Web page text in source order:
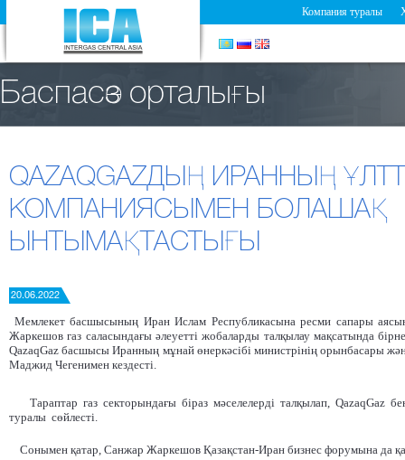
Компания туралы
Баспасөз орталығы
QAZAQGAZДЫҢ ИРАННЫҢ
КОМПАНИЯСЫМЕН БОЛАШАҚ
ЫНТЫМАҚТАСТЫҒЫ
20.06.2022
Мемлекет басшысының Иран Ислам Республикасына ресми сапары
Жаркешов газ саласындағы әлеуетті жобаларды талқылау мақсатында
QazaqGaz басшысы Иранның мұнай өнеркәсібі министрінің орынбасары
Маджид Чегенимен кездесті.
Тараптар газ секторындағы біраз мәселелерді талқылап, QazaqGaz
туралы сөйлесті.
Сонымен қатар, Санжар Жаркешов Қазақстан-Иран бизнес форумына да